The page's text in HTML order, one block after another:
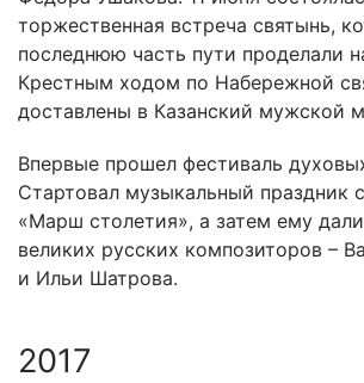
торжественная встреча святынь,
последнюю часть пути проделали
Крестным ходом по Набережной
доставлены в Казанский мужской
Впервые прошел фестиваль
Стартовал музыкальный праздник
«Марш столетия», а затем ему
великих русских композиторов –
и Ильи Шатрова.
2017